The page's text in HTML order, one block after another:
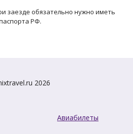
заезде обязательно нужно иметь
РФ.
2026
Авиабилеты